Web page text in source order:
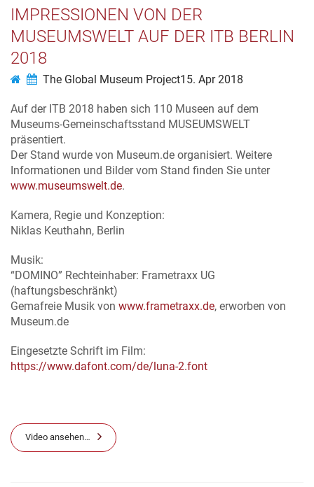
IMPRESSIONEN VON DER
MUSEUMSWELT AUF DER ITB BERLIN
2018
The Global Museum Project15. Apr 2018
Auf der ITB 2018 haben sich 110 Museen auf dem
Museums-Gemeinschaftsstand MUSEUMSWELT
präsentiert.
Der Stand wurde von Museum.de organisiert. Weitere
Informationen und Bilder vom Stand finden Sie unter
www.museumswelt.de.
Kamera, Regie und Konzeption:
Niklas Keuthahn, Berlin
Musik:
“DOMINO” Rechteinhaber: Frametraxx UG
(haftungsbeschränkt)
Gemafreie Musik von www.frametraxx.de, erworben von
Museum.de
Eingesetzte Schrift im Film:
https://www.dafont.com/de/luna-2.font
Video ansehen…